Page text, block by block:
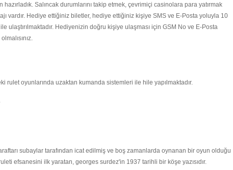
Salıncak durumlarını takip etmek, çevrimiçi casinolara para yatırmak
vardır. Hediye ettiğiniz biletler, hediye ettiğiniz kişiye SMS ve E-Posta yoluyla 10
ulaştırılmaktadır. Hediyenizin doğru kişiye ulaşması için GSM No ve E-Posta
rulet oyunlarında uzaktan kumanda sistemleri ile hile yapılmaktadır.
subaylar tarafından icat edilmiş ve boş zamanlarda oynanan bir oyun olduğu
efsanesini ilk yaratan, georges surdez'in 1937 tarihli bir köşe yazısıdır.